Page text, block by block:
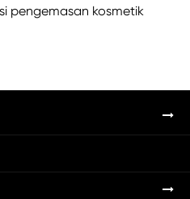
pengemasan kosmetik